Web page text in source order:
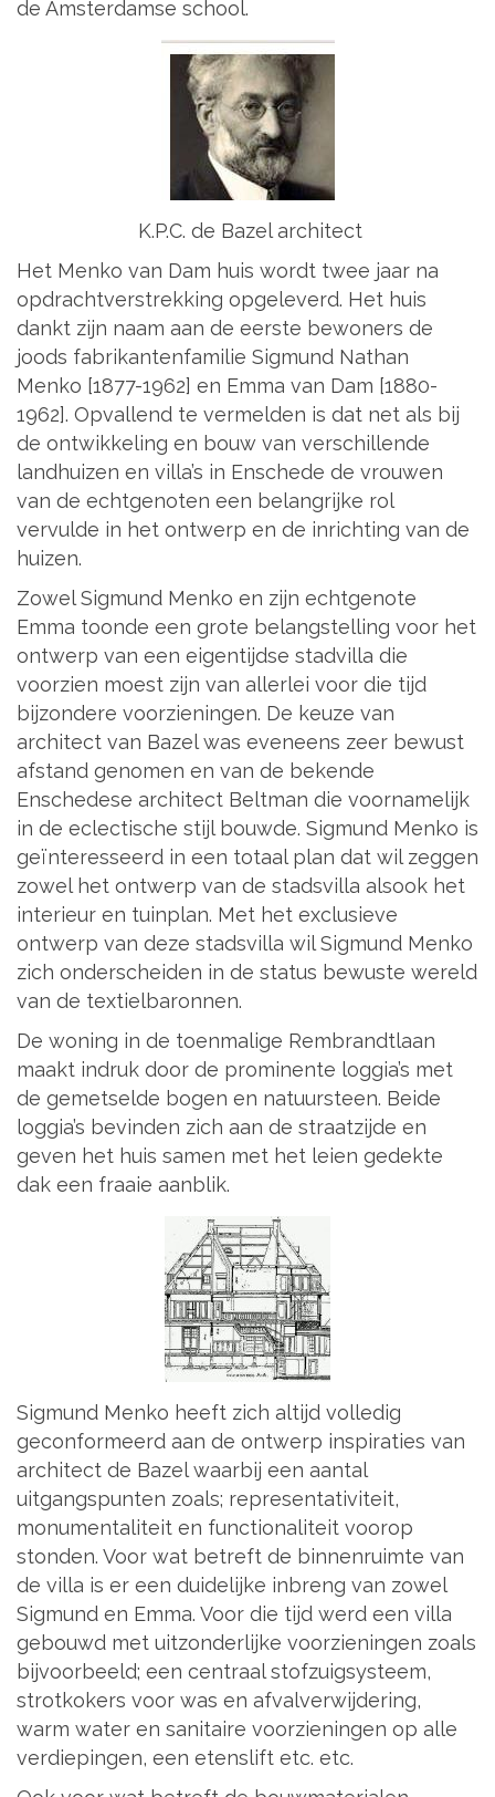
de Amsterdamse school.
K.P.C. de Bazel architect
Het Menko van Dam huis wordt twee jaar na
opdrachtverstrekking opgeleverd. Het huis
dankt zijn naam aan de eerste bewoners de
joods fabrikantenfamilie Sigmund Nathan
Menko [1877-1962] en Emma van Dam [1880-
1962]. Opvallend te vermelden is dat net als bij
de ontwikkeling en bouw van verschillende
landhuizen en villa’s in Enschede de vrouwen
van de echtgenoten een belangrijke rol
vervulde in het ontwerp en de inrichting van de
huizen.
Zowel Sigmund Menko en zijn echtgenote
Emma toonde een grote belangstelling voor het
ontwerp van een eigentijdse stadvilla die
voorzien moest zijn van allerlei voor die tijd
bijzondere voorzieningen. De keuze van
architect van Bazel was eveneens zeer bewust
afstand genomen en van de bekende
Enschedese architect Beltman die voornamelijk
in de eclectische stijl bouwde. Sigmund Menko is
geïnteresseerd in een totaal plan dat wil zeggen
zowel het ontwerp van de stadsvilla alsook het
interieur en tuinplan. Met het exclusieve
ontwerp van deze stadsvilla wil Sigmund Menko
zich onderscheiden in de status bewuste wereld
van de textielbaronnen.
De woning in de toenmalige Rembrandtlaan
maakt indruk door de prominente loggia’s met
de gemetselde bogen en natuursteen. Beide
loggia’s bevinden zich aan de straatzijde en
geven het huis samen met het leien gedekte
dak een fraaie aanblik.
Sigmund Menko heeft zich altijd volledig
geconformeerd aan de ontwerp inspiraties van
architect de Bazel waarbij een aantal
uitgangspunten zoals; representativiteit,
monumentaliteit en functionaliteit voorop
stonden. Voor wat betreft de binnenruimte van
de villa is er een duidelijke inbreng van zowel
Sigmund en Emma. Voor die tijd werd een villa
gebouwd met uitzonderlijke voorzieningen zoals
bijvoorbeeld; een centraal stofzuigsysteem,
strotkokers voor was en afvalverwijdering,
warm water en sanitaire voorzieningen op alle
verdiepingen, een etenslift etc. etc.